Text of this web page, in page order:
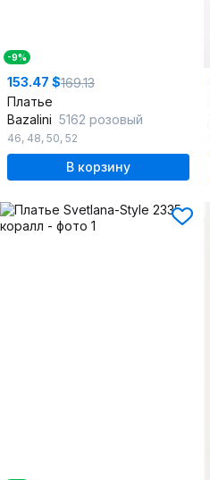
-9%
153.47 $169.13
Платье
Bazalini 5162 розовый
46, 48, 50, 52
В корзину